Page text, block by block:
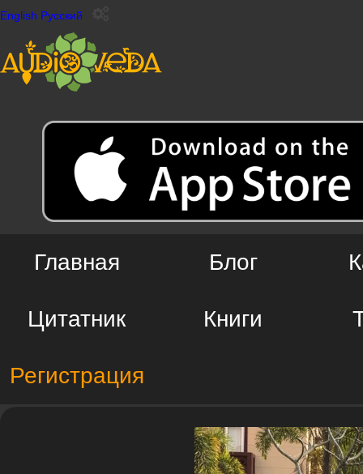
English Русский
Главная Блог
Цитатник Книги
Регистрация